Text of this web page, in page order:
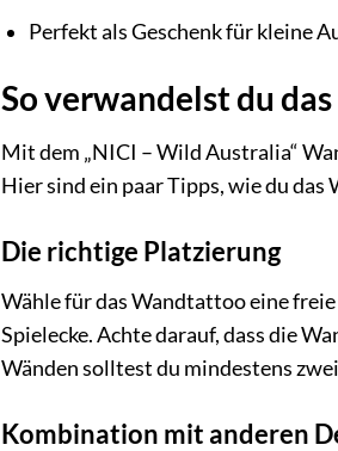
Perfekt als Geschenk für kleine
So verwandelst du
Mit dem „NICI – Wild Australia“
Hier sind ein paar Tipps, wie du
Die richtige Platzierung
Wähle für das Wandtattoo eine
Spielecke. Achte darauf, dass die
Wänden solltest du mindestens
Kombination mit anderen